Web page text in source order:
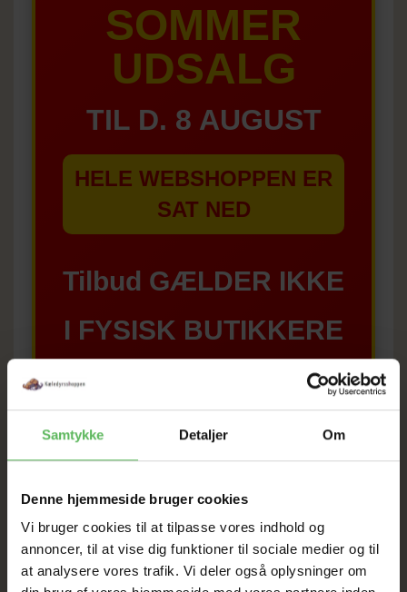
Samtykke Detaljer Om
Denne hjemmeside bruger cookies
Vi bruger cookies til at tilpasse vores indhold og
annoncer, til at vise dig funktioner til sociale medier og til
at analysere vores trafik. Vi deler også oplysninger om
SOMMER
UDSALG
TIL D. 8 AUGUST
HELE WEBSHOPPEN ER
SAT NED
Tilbud GÆLDER IKKE
I FYSISK BUTIKKERE
BESKRIVELSE
Ingredienser
Hvede